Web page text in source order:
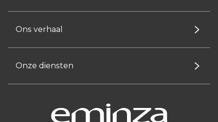
Ons verhaal
Onze diensten